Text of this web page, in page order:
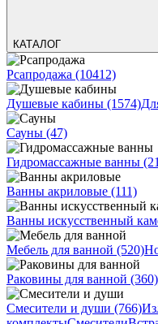
КАТАЛОГ
Рсапродажа (10412)
Душевые кабины (1574)
Сауны (47)
Гидромассажные ванны
Ванны акриловые (111)
Ванны искусственный
Мебель для ванной (520)
Раковины для ванной (360)
Смесители и души (766)